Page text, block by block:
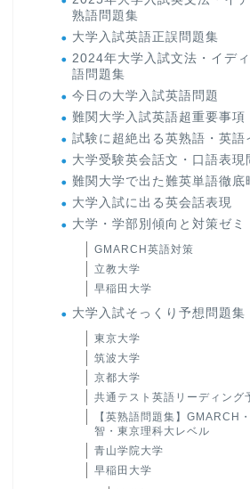
熟語問題集
大学入試英語正誤問題集
2024年大学入試文法・イデ
語問題集
今日の大学入試英語問題
難関大学入試英語超重要事項
試験に超絶出る英熟語・英語
大学受験英会話文・口語表現
難関大学で出た難英単語徹底
大学入試に出る英会話表現
大学・学部別傾向と対策ゼミ
GMARCH英語対策
立教大学
早稲田大学
大学入試そっくり予想問題集
東京大学
筑波大学
京都大学
共通テスト英語リーディング
【英熟語問題集】GMARCH
智・東京理科大レベル
青山学院大学
早稲田大学